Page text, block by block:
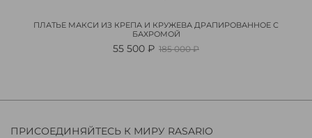
ПЛАТЬЕ МАКСИ ИЗ КРЕПА И КРУЖЕВА ДРАПИРОВАННОЕ С
БАХРОМОЙ
55 500 ₽ 185 000 ₽
ПРИСОЕДИНЯЙТЕСЬ К МИРУ RASARIO